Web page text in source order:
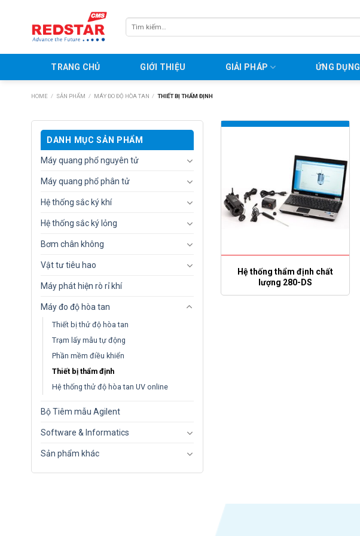
Tìm
kiếm:
TRANG CHỦ GIỚI THIỆU GIẢI PHÁP ỨNG DỤNG
HOME / SẢN PHẨM / MÁY ĐO ĐỘ HÒA TAN / THIẾT BỊ THẨM ĐỊNH
DANH MỤC SẢN PHẨM
Máy quang phổ nguyên tử
Máy quang phổ phân tử
Hệ thống sắc ký khí
Hệ thống sắc ký lỏng
Bơm chân không
Vật tư tiêu hao
Máy phát hiện rò rỉ khí
Máy đo độ hòa tan
Thiết bị thử độ hòa tan
Trạm lấy mẫu tự động
Phần mềm điều khiển
Thiết bị thẩm định
Hệ thống thử độ hòa tan UV online
Bộ Tiêm mẫu Agilent
Software & Informatics
Sản phẩm khác
Hệ thống thẩm định chất
lượng 280-DS